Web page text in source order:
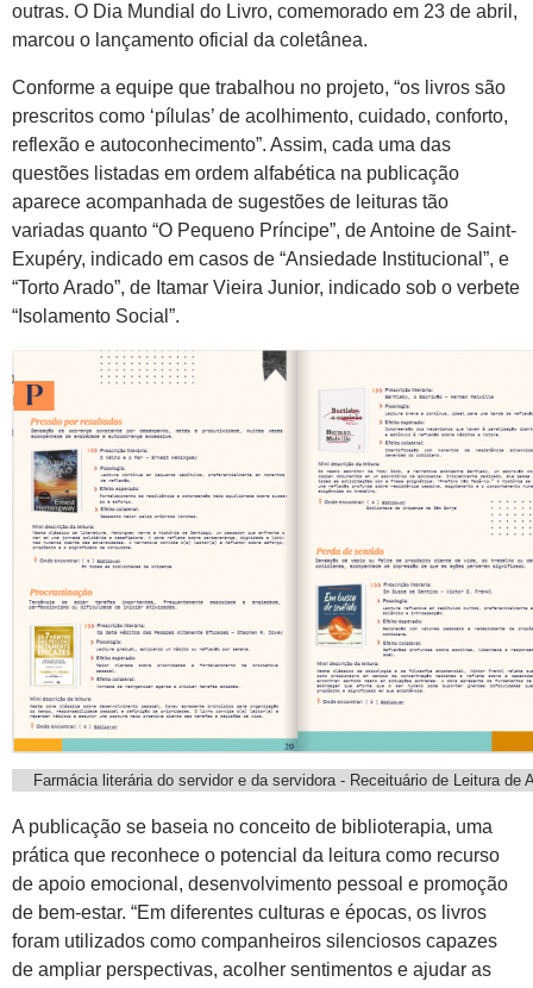
outras. O Dia Mundial do Livro, comemorado em 23 de abril,
marcou o lançamento oficial da coletânea.
Conforme a equipe que trabalhou no projeto, “os livros são
prescritos como ‘pílulas’ de acolhimento, cuidado, conforto,
reflexão e autoconhecimento”. Assim, cada uma das
questões listadas em ordem alfabética na publicação
aparece acompanhada de sugestões de leituras tão
variadas quanto “O Pequeno Príncipe”, de Antoine de Saint-
Exupéry, indicado em casos de “Ansiedade Institucional”, e
“Torto Arado”, de Itamar Vieira Junior, indicado sob o verbete
“Isolamento Social”.
Farmácia literária do servidor e da servidora - Receituário de Leitura de
A publicação se baseia no conceito de biblioterapia, uma
prática que reconhece o potencial da leitura como recurso
de apoio emocional, desenvolvimento pessoal e promoção
de bem-estar. “Em diferentes culturas e épocas, os livros
foram utilizados como companheiros silenciosos capazes
de ampliar perspectivas, acolher sentimentos e ajudar as